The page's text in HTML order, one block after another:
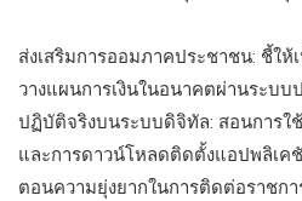
ส่งเสริมการออมภาคประชาชน: ชี้ใ
วางแผนการเงินในอนาคตผ่านระบบ
ปฏิบัติจริงบนระบบดิจิทัล: สอนการใ
และการดาวน์โหลดติดตั้งแอปพลิเค
ตอนความยุ่งยากในการติดต่อราชก